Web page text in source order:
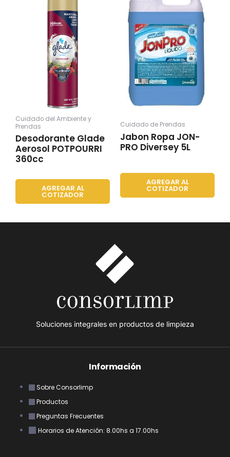
Cuidado del Ambiente y
Prendas
Desodorante Glade
Aerosol POTPOURRI
360cc
AGREGAR AL
COTIZADOR
Cuidado de Prendas
Jabon Ropa JON-
PRO Diversey 5L
AGREGAR AL
COTIZADOR
Soluciones integrales en productos de limpieza
Información
Sobre Consorlimp
Productos
Preguntas Frecuentes
Horarios de Atención: 8.00hs a 17.00hs